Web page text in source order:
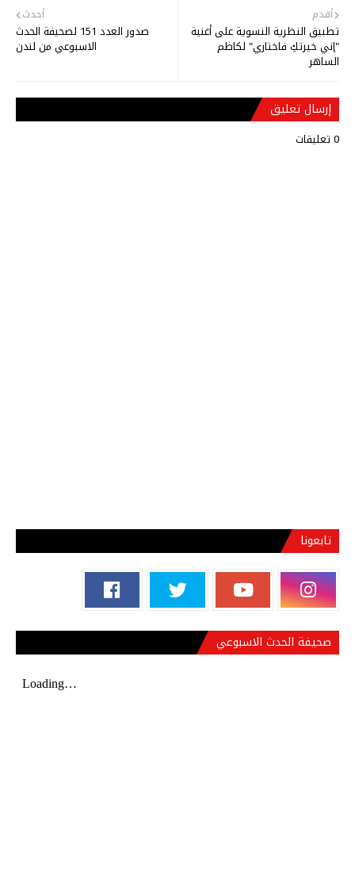
أحدث
صدور العدد 151 لصحيفة الحدث
الاسبوعي من لندن
أقدم
تطبيق النظرية النسوية على أغنية
"إني خيرتكِ فاختاري" لكاظم
الساهر
إرسال تعليق
0 تعليقات
تابعونا
صحيفة الحدث الاسبوعي